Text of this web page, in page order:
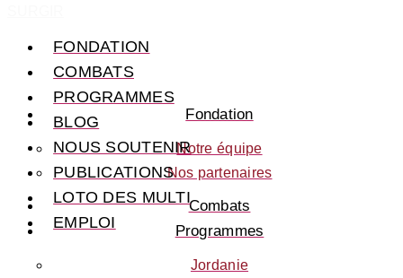
FONDATION
NOTRE ÉQUIPE
NOS PARTENAIRES
COMBATS
PROGRAMMES
JORDANIE
BLOG
NOUS SOUTENIR
FAIRE UN DON
PUBLICATIONS
LOTO DES MULTI
EMPLOI
Fondation
Notre équipe
Nos partenaires
Combats
Programmes
Jordanie